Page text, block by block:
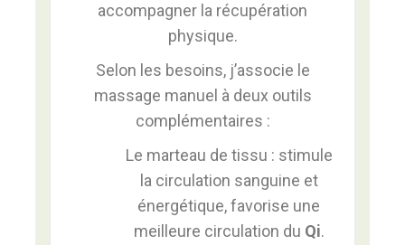
accompagner la récupération
physique.
Selon les besoins, j’associe le
massage manuel à deux outils
complémentaires :
Le marteau de tissu : stimule
la circulation sanguine et
énergétique, favorise une
meilleure circulation du Qi.